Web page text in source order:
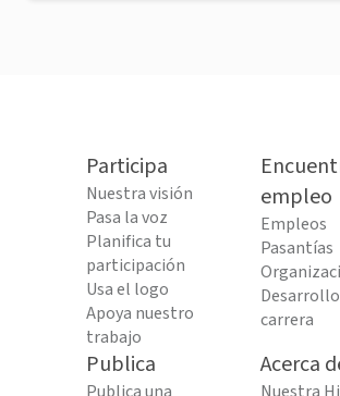
Participa
Nuestra visión
Pasa la voz
Planifica tu
participación
Usa el logo
Apoya nuestro
trabajo
empleo
Empleos
Pasantías
carrera
Publica Acerca